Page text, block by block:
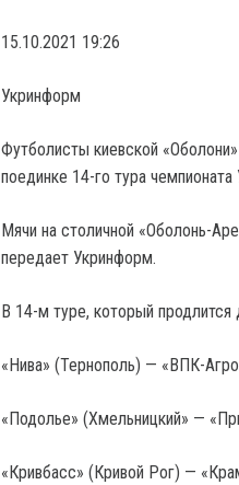
15.10.2021 19:26
Укринформ
Футболисты киевской
поединке 14-го тура
Мячи на столичной «Оболонь-
передает Укринформ.
В 14-м туре, который продлится
«Нива» (Тернополь) — «ВПК-
«Подолье» (Хмельницкий» —
«Кривбасс» (Кривой Рог) —